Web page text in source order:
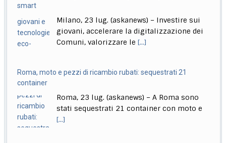
smart
Milano, 23 lug. (askanews) – Investire sui
giovani, accelerare la digitalizzazione dei
Comuni, valorizzare le[...]
Roma, moto e pezzi di ricambio rubati: sequestrati 21
container
Roma, 23 lug. (askanews) – A Roma sono
stati sequestrati 21 container con moto e
[...]